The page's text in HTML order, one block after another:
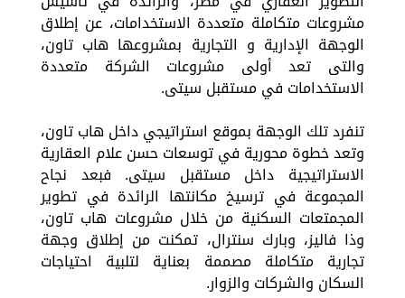
مشروعات متكاملة متعددة الاستخدامات، عن إطلاق
الوجهة الإدارية و التجارية بمشروعها هاب تاون،
والتى تعد أولى مشروعات الشركة متعددة
الاستخدامات في مستقبل سيتى.
تنفرد تلك الوجهة بموقع استراتيجي داخل هاب تاون،
وتعد خطوة محورية في توسعات حسن علام العقارية
الاستراتيجية داخل مستقبل سيتى. فبعد نجاح
المجموعة في ترسيخ مكانتها الرائدة في تطوير
المجمتعات السكنية من خلال مشروعات هاب تاون،
وذا فاليز، وبارك سنترال، تمكنت من إطلاق وجهة
تجارية متكاملة مصممة بعناية لتلبية احتياجات
السكان والشركات والزوار.